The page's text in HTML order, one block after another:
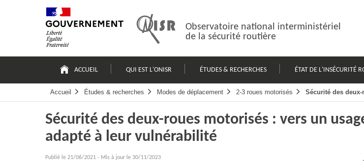
Observatoire national interministériel
de la sécurité routière
principale
ACCUEIL QUI EST L'ONISR ÉTUDES & RECHERCHES ÉTAT DE L'INSÉCURITÉ
Accueil Études & recherches Modes de déplacement 2-3 roues motorisés Sécurité des
Sécurité des deux-roues motorisés : vers un
adapté à leur vulnérabilité
Publié le 21/06/2021 - Mis à jour le 30/11/2023